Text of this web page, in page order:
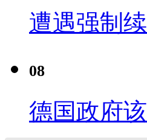
遭遇强制
08
德国政府